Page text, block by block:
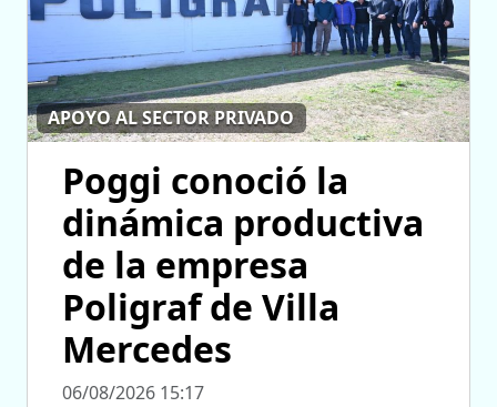
APOYO AL SECTOR PRIVADO
Poggi conoció la
dinámica productiva
de la empresa
Poligraf de Villa
Mercedes
06/08/2026 15:17